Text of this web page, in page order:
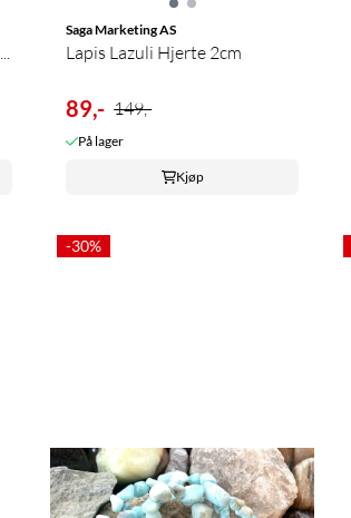
Saga Marketing AS
Lapis Lazuli Hjerte 2cm
89,- 149,-
På lager
Kjøp
-30%